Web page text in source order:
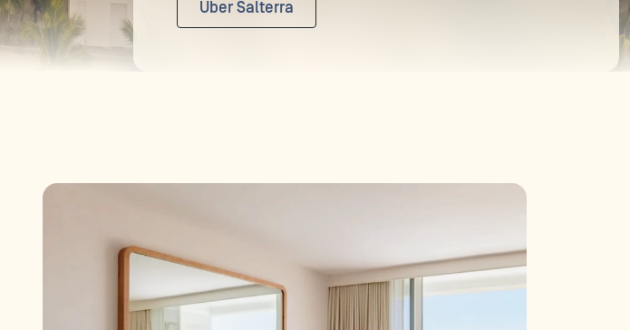
Über Salterra